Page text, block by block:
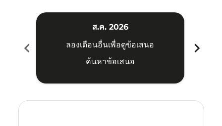
chevron_left
ส.ค. 2026
ลองเดือนอื่นเพื่อดูข้อเสนอ
ค้นหาข้อเสนอ
chevron_right